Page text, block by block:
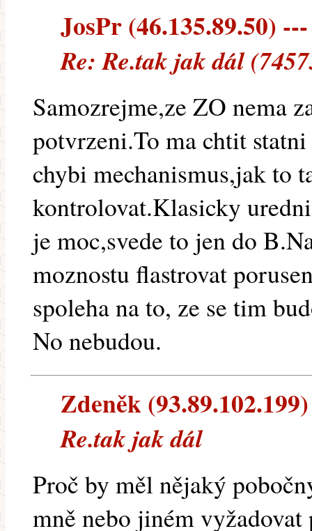
JosPr (46.135.89.50)
Re: Re.tak jak dál
Samozrejme,ze ZO nema
potvrzeni.To ma chtit
chybi mechanismus,jak to
kontrolovat.Klasicky
je moc,svede to jen do
moznostu flastrovat
spoleha na to, ze se tim
No nebudou.
Zdeněk
Re.tak jak dál
Proč by měl nějaký
mně nebo jiném